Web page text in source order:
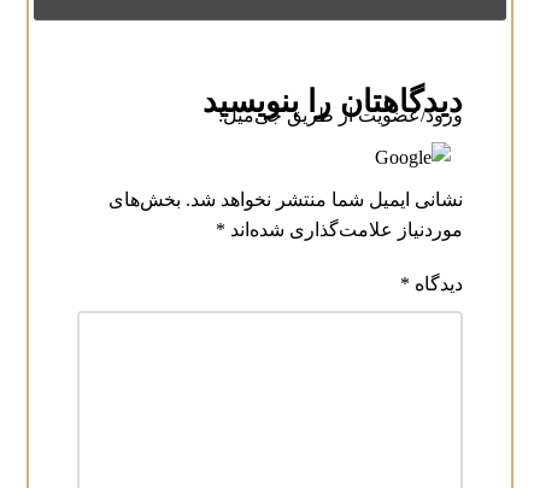
دیدگاهتان را بنویسید
ورود/عضویت از طریق جی‌میل:
نشانی ایمیل شما منتشر نخواهد شد. بخش‌های
موردنیاز علامت‌گذاری شده‌اند *
دیدگاه *